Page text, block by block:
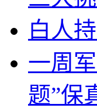
白人
一周
题”保